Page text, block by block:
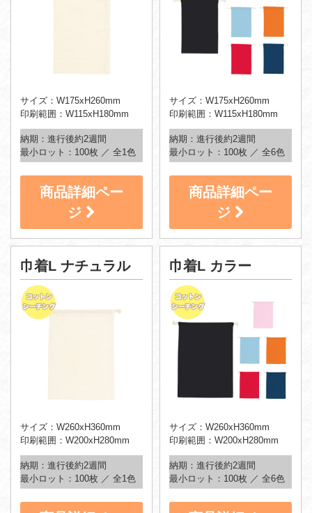
サイズ：W175xH260mm
印刷範囲：W115xH180mm
納期：進行後約2週間
最小ロット：100枚 ／ 全1色
商品詳細ペー
ジ
サイズ：W175xH260mm
印刷範囲：W115xH180mm
納期：進行後約2週間
最小ロット：100枚 ／ 全6色
商品詳細ペー
ジ
巾着L ナチュラル
サイズ：W260xH360mm
印刷範囲：W200xH280mm
納期：進行後約2週間
最小ロット：100枚 ／ 全1色
巾着L カラー
サイズ：W260xH360mm
印刷範囲：W200xH280mm
納期：進行後約2週間
最小ロット：100枚 ／ 全6色